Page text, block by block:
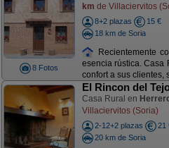
8 Fotos
km de Villaciervitos
8+2 plazas
15 €
18 km de Soria
Recientemente
esencia rústica. Casa
confort a sus clientes,
El Rincon del
Casa Rural en
Villaciervitos (Soria)
2-12+2 plazas
21
20 km de Soria